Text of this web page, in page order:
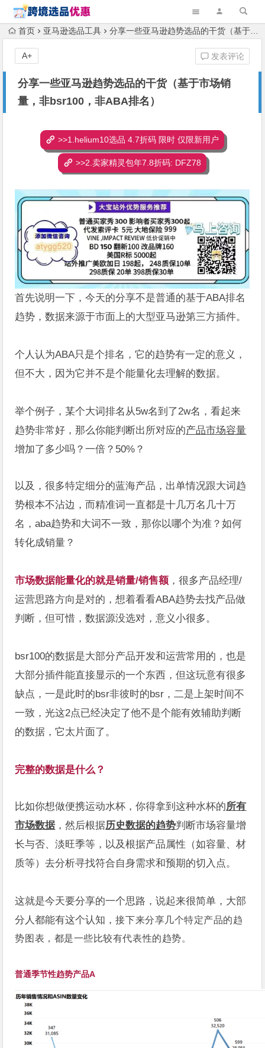
首页 亚马逊选品工具 分享一些亚马逊趋势选品的干货（基于市场销量，非bsr100，非ABA排名）
分享一些亚马逊趋势选品的干货（基于市场销
量，非bsr100，非ABA排名）
发表评论
A+
>>1.helium10选品 4.7折码 限时 仅限新用户
>>2.卖家精灵包年7.8折码: DFZ78
首先说明一下，今天的分享不是普通的基于ABA排名
趋势，数据来源于市面上的大型亚马逊第三方插件。
个人认为ABA只是个排名，它的趋势有一定的意义，
但不大，因为它并不是个能量化去理解的数据。
举个例子，某个大词排名从5w名到了2w名，看起来
趋势非常好，那么你能判断出所对应的产品市场容量
增加了多少吗？一倍？50%？
以及，很多特定细分的蓝海产品，出单情况跟大词趋
势根本不沾边，而精准词一直都是十几万名几十万
名，aba趋势和大词不一致，那你以哪个为准？如何
转化成销量？
市场数据能量化的就是销量/销售额 ，很多产品经理/
运营思路方向是对的，想着看看ABA趋势去找产品做
判断，但可惜，数据源没选对，意义小很多。
bsr100的数据是大部分产品开发和运营常用的，也是
大部分插件能直接显示的一个东西，但这玩意有很多
缺点，一是此时的bsr非彼时的bsr，二是上架时间不
一致，光这2点已经决定了他不是个能有效辅助判断
的数据，它太片面了。
完整的数据是什么？
比如你想做便携运动水杯，你得拿到这种水杯的所有
市场数据 ，然后根据历史数据的趋势判断市场容量增
长与否、淡旺季等，以及根据产品属性（如容量、材
质等）去分析寻找符合自身需求和预期的切入点。
这就是今天要分享的一个思路，说起来很简单，大部
分人都能有这个认知，接下来分享几个特定产品的趋
势图表，都是一些比较有代表性的趋势。
普通季节性趋势产品A